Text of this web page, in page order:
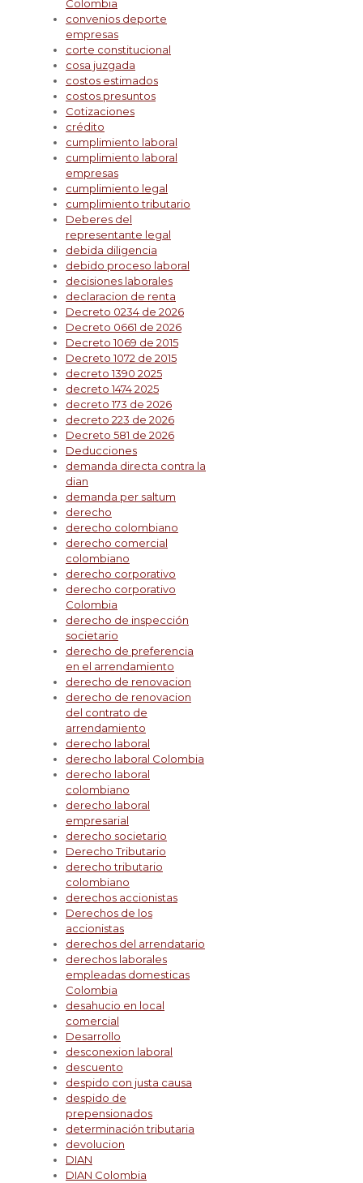
Colombia
convenios deporte
empresas
corte constitucional
cosa juzgada
costos estimados
costos presuntos
Cotizaciones
crédito
cumplimiento laboral
cumplimiento laboral
empresas
cumplimiento legal
cumplimiento tributario
Deberes del
representante legal
debida diligencia
debido proceso laboral
decisiones laborales
declaracion de renta
Decreto 0234 de 2026
Decreto 0661 de 2026
Decreto 1069 de 2015
Decreto 1072 de 2015
decreto 1390 2025
decreto 1474 2025
decreto 173 de 2026
decreto 223 de 2026
Decreto 581 de 2026
Deducciones
demanda directa contra la
dian
demanda per saltum
derecho
derecho colombiano
derecho comercial
colombiano
derecho corporativo
derecho corporativo
Colombia
derecho de inspección
societario
derecho de preferencia
en el arrendamiento
derecho de renovacion
derecho de renovacion
del contrato de
arrendamiento
derecho laboral
derecho laboral Colombia
derecho laboral
colombiano
derecho laboral
empresarial
derecho societario
Derecho Tributario
derecho tributario
colombiano
derechos accionistas
Derechos de los
accionistas
derechos del arrendatario
derechos laborales
empleadas domesticas
Colombia
desahucio en local
comercial
Desarrollo
desconexion laboral
descuento
despido con justa causa
despido de
prepensionados
determinación tributaria
devolucion
DIAN
DIAN Colombia